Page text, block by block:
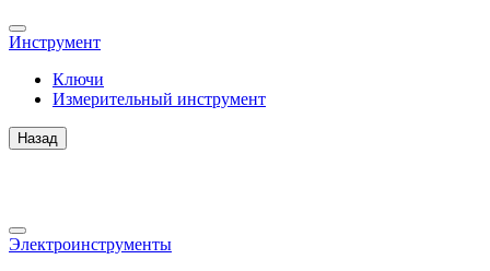
Инструмент
Ключи
Измерительный инструмент
Назад
Электроинструменты